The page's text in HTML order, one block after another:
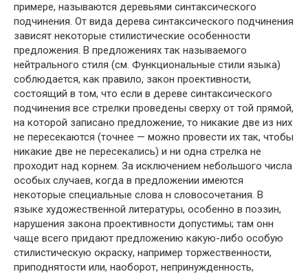
примере, называются деревьями синтаксического
подчинения. От вида дерева синтаксического подчинения
зависят некоторые стилистические особенности
предложения. В предложениях так называемого
нейтрального стиля (см. Функциональные стили языка)
соблюдается, как правило, закон проективности,
состоящий в том, что если в дереве синтаксического
подчинения все стрелки проведены сверху от той прямой,
на которой записано предложение, то никакие две из них
не пересекаются (точнее — можно провести их так, чтобы
никакие две не пересекались) и ни одна стрелка не
проходит над корнем. За исключением небольшого числа
особых случаев, когда в предложении имеются
некоторые специальные слова н словосочетания. В
языке художественной литературы, особенно в поэзин,
нарушения закона проективности допустимы; там онн
чаще всего придают предложению какую-либо особую
стилистическую окраску, например торжественности,
приподнятости или, наоборот, непринужденность,